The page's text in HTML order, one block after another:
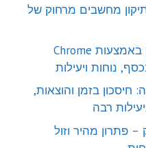
מחשבים מרחוק של
שירות תיקון מחשבים מרחוק באמצעות Chrome
חיסכון בזמן והוצאות,
רבה
פתרון מהיר וזול